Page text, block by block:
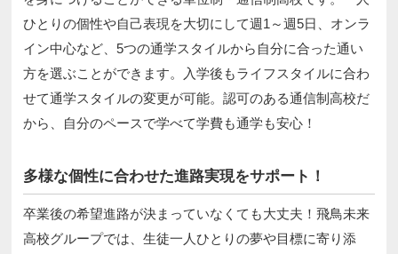
ひとりの個性や自己表現を大切にして週1～週5日、オンラ
イン中心など、5つの通学スタイルから自分に合った通い
方を選ぶことができます。入学後もライフスタイルに合わ
せて通学スタイルの変更が可能。認可のある通信制高校だ
から、自分のペースで学べて学費も通学も安心！
多様な個性に合わせた進路実現をサポート！
卒業後の希望進路が決まっていなくても大丈夫！飛鳥未来
高校グループでは、生徒一人ひとりの夢や目標に寄り添